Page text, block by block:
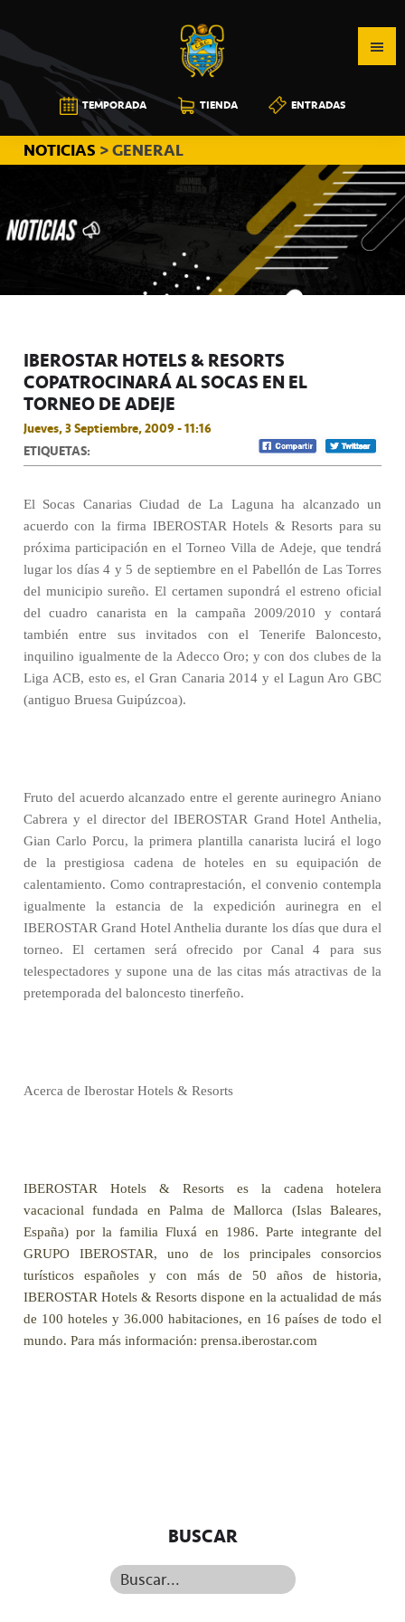
a
la
navegación
principal
al
contenido
principal
a
la
barra
lateral
principal
CB
CANARIAS
TEMPORADA TIENDA ENTRADAS
NOTICIAS > GENERAL
IBEROSTAR HOTELS & RESORTS
COPATROCINARÁ AL SOCAS EN EL
TORNEO DE ADEJE
Jueves, 3 Septiembre, 2009 - 11:16
ETIQUETAS:
El Socas Canarias Ciudad de La Laguna ha alcanzado un
acuerdo con la firma IBEROSTAR Hotels & Resorts para su
próxima participación en el Torneo Villa de Adeje, que tendrá
lugar los días 4 y 5 de septiembre en el Pabellón de Las Torres
del municipio sureño. El certamen supondrá el estreno oficial
del cuadro canarista en la campaña 2009/2010 y contará
también entre sus invitados con el Tenerife Baloncesto,
inquilino igualmente de la Adecco Oro; y con dos clubes de la
Liga ACB, esto es, el Gran Canaria 2014 y el Lagun Aro GBC
(antiguo Bruesa Guipúzcoa).
Fruto del acuerdo alcanzado entre el gerente aurinegro Aniano
Cabrera y el director del IBEROSTAR Grand Hotel Anthelia,
Gian Carlo Porcu, la primera plantilla canarista lucirá el logo
de la prestigiosa cadena de hoteles en su equipación de
calentamiento. Como contraprestación, el convenio contempla
igualmente la estancia de la expedición aurinegra en el
IBEROSTAR Grand Hotel Anthelia durante los días que dura el
torneo. El certamen será ofrecido por Canal 4 para sus
telespectadores y supone una de las citas más atractivas de la
pretemporada del baloncesto tinerfeño.
Acerca de Iberostar Hotels & Resorts
IBEROSTAR Hotels & Resorts es la cadena hotelera
vacacional fundada en Palma de Mallorca (Islas Baleares,
España) por la familia Fluxá en 1986. Parte integrante del
GRUPO IBEROSTAR, uno de los principales consorcios
turísticos españoles y con más de 50 años de historia,
IBEROSTAR Hotels & Resorts dispone en la actualidad de más
de 100 hoteles y 36.000 habitaciones, en 16 países de todo el
mundo. Para más información: prensa.iberostar.com
BUSCAR
Buscar...